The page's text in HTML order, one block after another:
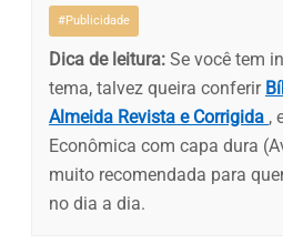
#Publicidade
Dica de leitura: Se você tem
tema, talvez queira conferir
Almeida Revista e Corrigida ,
Econômica com capa dura
muito recomendada para
no dia a dia.